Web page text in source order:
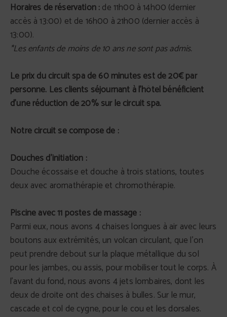
Horaires de réservation :de 11h00 à 14h00 (dernier
accès à 13:00) et de 16h00 à 21h00 (dernier accès à
13:00).
*Les enfants de moins de 10 ans ne sont pas admis.
Le prix du circuit spa de 60 minutes est de 20€ par
personne. Les clients séjournant à l'hôtel bénéficient
d'une réduction de 20% sur le circuit spa.
Notre circuit se compose de :
Douches d'initiation :
Douche écossaise et douche à trois stations, toutes
deux avec aromathérapie et chromothérapie.
Piscine avec 11 postes de massage :
Parmi eux, nous avons 4 chaises longues à air avec leurs
boutons aux extrémités, un volcan circulant, que l'on
peut prendre debout sur la plaque métallique du sol
pour les jambes, ou assis, pour mobiliser tout le corps. À
l'avant du fond, nous avons 4 jets lombaires, dont les
deux de droite ont des chaises à bulles. Sur le mur,
cascade et col de cygne, pour le cou et les dorsales.